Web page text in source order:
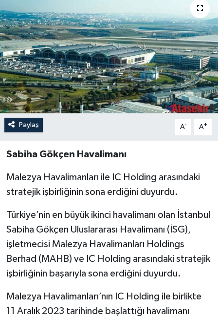
Paylaş A- A+
Sabiha Gökçen Havalimanı
Malezya Havalimanları ile IC Holding arasındaki
stratejik işbirliğinin sona erdiğini duyurdu.
Türkiye’nin en büyük ikinci havalimanı olan İstanbul
Sabiha Gökçen Uluslararası Havalimanı (İSG),
işletmecisi Malezya Havalimanları Holdings
Berhad (MAHB) ve IC Holding arasındaki stratejik
işbirliğinin başarıyla sona erdiğini duyurdu.
Malezya Havalimanları’nın IC Holding ile birlikte
11 Aralık 2023 tarihinde başlattığı havalimanı